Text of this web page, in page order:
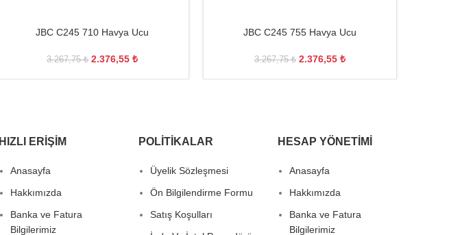
JBC C245 710 Havya Ucu
3.267,75₺ 2.376,55 ₺
JBC C245 755 Havya Ucu
3.267,75₺ 2.376,55 ₺
HIZLI ERIŞIM
Anasayfa
Hakkımızda
Banka ve Fatura
Bilgilerimiz
POLITIKALAR
Üyelik Sözleşmesi
Ön Bilgilendirme Formu
Satış Koşulları
HESAP YÖNETIMI
Anasayfa
Hakkımızda
Banka ve Fatura
Bilgilerimiz